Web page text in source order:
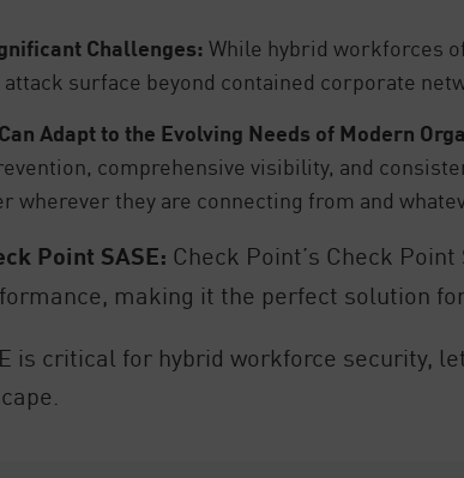
Challenges: While hybrid workforces
surface beyond contained corporate
Adapt to the Evolving Needs of Modern
comprehensive visibility, and
wherever they are connecting from and
Point SASE: Check Point’s Check
making it the perfect solution
is critical for hybrid workforce security,